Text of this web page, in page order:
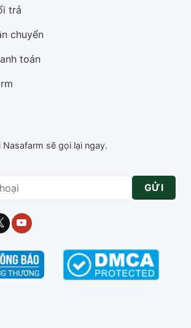
trả
chuyển
toán
sẽ gọi lại ngay.